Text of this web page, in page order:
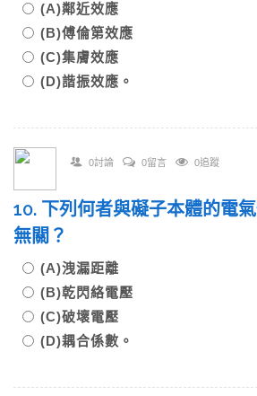
(A)鄰近效應
(B)傅倫第效應
(C)集膚效應
(D)諧振效應。
0討論 0留言 0追蹤
10. 下列何者與礙子本體的電
無關？
(A)洩漏距離
(B)乾閃絡電壓
(C)破壞電壓
(D)耦合係數。